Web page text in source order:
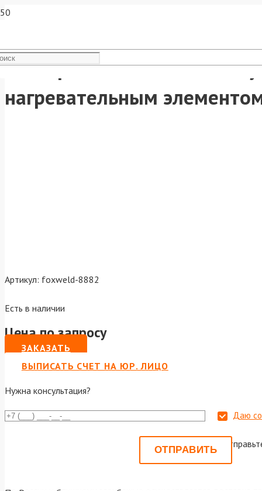
Электрическая тепловая
нагревательным
Артикул: foxweld-8882
Есть в наличии
Цена по запросу
ЗАКАЗАТЬ
ВЫПИСАТЬ СЧЕТ НА ЮР. ЛИЦО
Нужна консультация?
Даю
Или